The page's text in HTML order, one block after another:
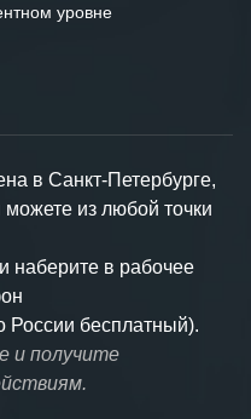
уровне
в Санкт-Петербурге,
из любой точки
наберите в рабочее
России бесплатный).
и получите